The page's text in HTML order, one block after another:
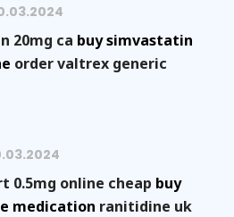
20mg ca buy simvastatin
order valtrex generic
0.5mg online cheap buy
medication ranitidine uk